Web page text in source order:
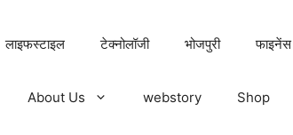
लाइफस्टाइल टेक्नोलॉजी भोजपुरी फाइनेंस
About Us webstory Shop